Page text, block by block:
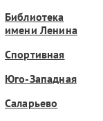
Библиотека
имени Ленина
Спортивная
Юго-Западная
Саларьево